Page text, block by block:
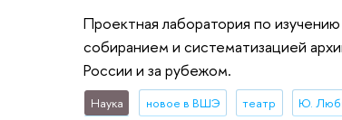
Проектная лаборатория по
собиранием и систематизацией
России и за рубежом.
Наука новое в ВШЭ театр Ю.